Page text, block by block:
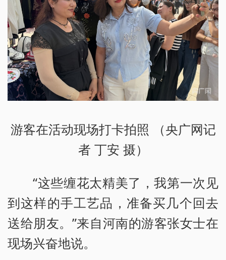
游客在活动现场打卡拍照 （央广网记
者 丁安 摄）
“这些缠花太精美了，我第一次见
到这样的手工艺品，准备买几个回去
送给朋友。”来自河南的游客张女士在
现场兴奋地说。